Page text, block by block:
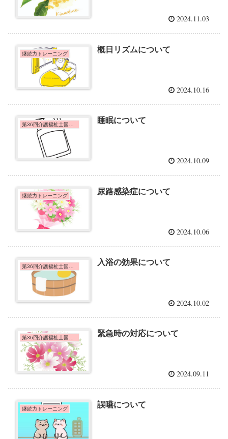
2024.11.03
継続力トレーニング 概日リズムについて
2024.10.16
睡眠について
2024.10.09
継続力トレーニング 尿路感染症について
2024.10.06
第36回介護福祉士国家試験問題 入浴の効果について
2024.10.02
緊急時の対応について
2024.09.11
継続力トレーニング 誤嚥について